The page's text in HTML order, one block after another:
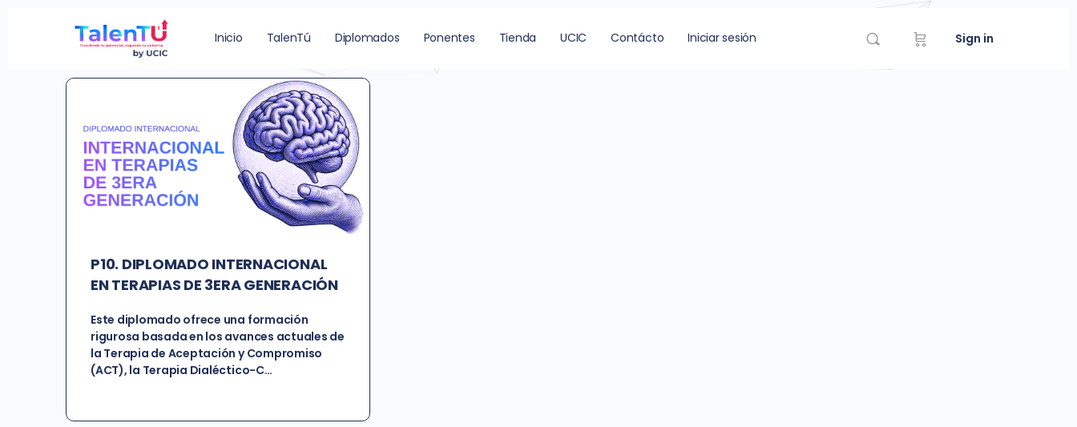
Inicio TalenTú Diplomados Ponentes Tienda UCIC Contácto Iniciar sesión Sign in
Etiqueta de Curso: 3era
P10. DIPLOMADO INTERNACIONAL
EN TERAPIAS DE 3ERA GENERACIÓN
Este diplomado ofrece una formación
rigurosa basada en los avances actuales de
la Terapia de Aceptación y Compromiso
(ACT), la Terapia Dialéctico-C…